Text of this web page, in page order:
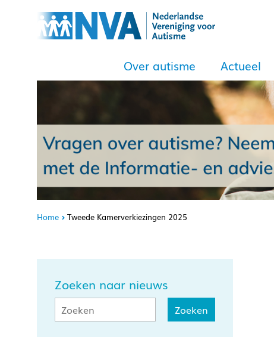
Over autisme Actueel
Home Tweede Kamerverkiezingen 2025
Zoeken naar nieuws